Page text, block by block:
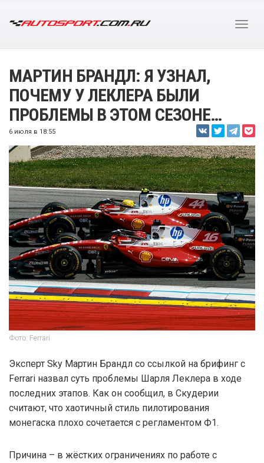
МАРТИН БРАНДЛ: Я УЗНАЛ,
ПОЧЕМУ У ЛЕКЛЕРА БЫЛИ
ПРОБЛЕМЫ В ЭТОМ СЕЗОНЕ…
6 июля в 18:55
Фото: Ferrari
Эксперт Sky Мартин Брандл со ссылкой на брифинг с
Ferrari назвал суть проблемы Шарля Леклера в ходе
последних этапов. Как он сообщил, в Скудерии
считают, что хаотичный стиль пилотирования
монегаска плохо сочетается с регламентом Ф1.
Причина – в жёстких ограничениях по работе с